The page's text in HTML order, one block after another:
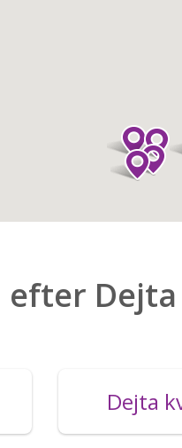
efter
Dejta